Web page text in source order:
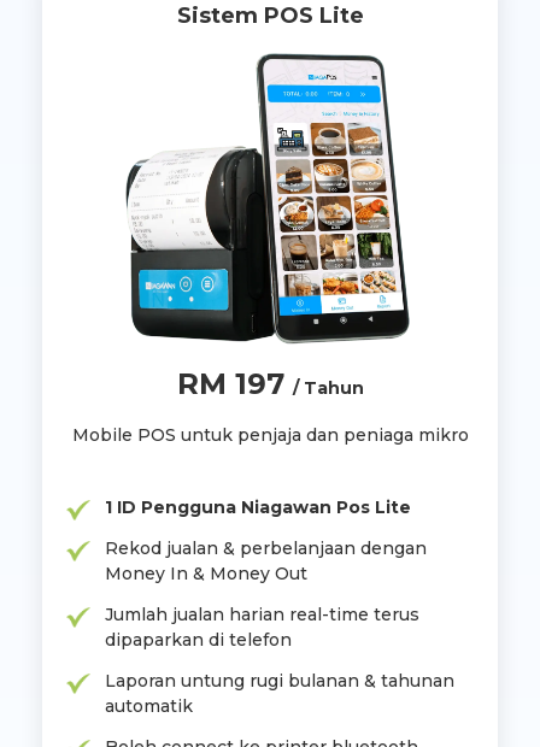
Sistem POS Lite
RM 197 / Tahun
Mobile POS untuk penjaja dan peniaga mikro
1 ID Pengguna Niagawan Pos Lite
Rekod jualan & perbelanjaan dengan
Money In & Money Out
Jumlah jualan harian real-time terus
dipaparkan di telefon
Laporan untung rugi bulanan & tahunan
automatik